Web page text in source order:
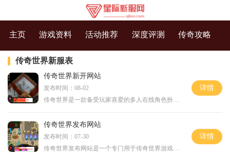
主页 游戏资料 活动推荐 深度评测 传奇攻略
传奇世界新服表
传奇世界新开网站
发布时间：08-02
传奇世界是一款备受玩家喜爱的多人在线角色扮演游戏，其精彩的剧情、丰富的玩法和独特的职业系统吸引了大量玩家的投入。而随着时间的推移，越来越多的传奇世界新开网站如雨后
详情
传奇世界发布网站
发布时间：07-30
传奇世界发布网站是一个专门用于传奇世界游戏发布的网站。作为一款经典的网络游戏，《传奇世界》有着广大的玩家群体，发布网站的出现不仅方便了玩家获取最新的游戏资讯，同时
详情